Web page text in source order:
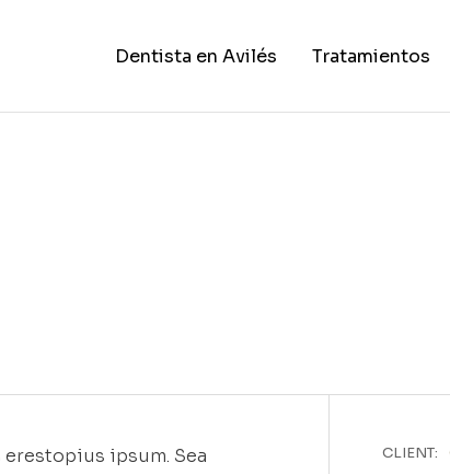
Dentista en Avilés Tratamientos
ipsum. Sea
CLIENT: